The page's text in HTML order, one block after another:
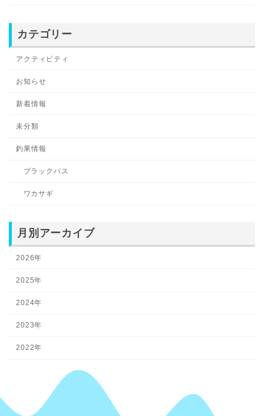
カテゴリー
アクティビティ
お知らせ
新着情報
未分類
釣果情報
ブラックバス
ワカサギ
月別アーカイブ
2026年
2025年
2024年
2023年
2022年